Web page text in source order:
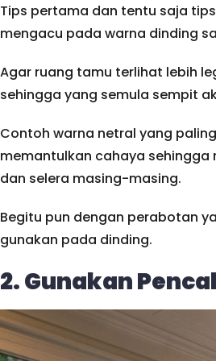
Tips pertama dan tentu saja
mengacu pada warna dinding
Agar ruang tamu terlihat lebih
sehingga yang semula sempit
Contoh warna netral yang
memantulkan cahaya sehingga
dan selera masing-masing.
Begitu pun dengan perabotan
gunakan pada dinding.
2. Gunakan